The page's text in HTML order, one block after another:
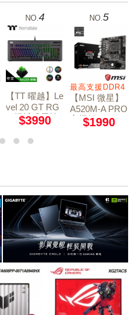
NO. 4
【TT 曜越】Le
vel 20 GT RG
B 機械式雷蛇
軸電競鍵盤
$3990
NO.5
最高支援DDR4
【MSI 微星】
A520M-A PRO
主機板
$1990